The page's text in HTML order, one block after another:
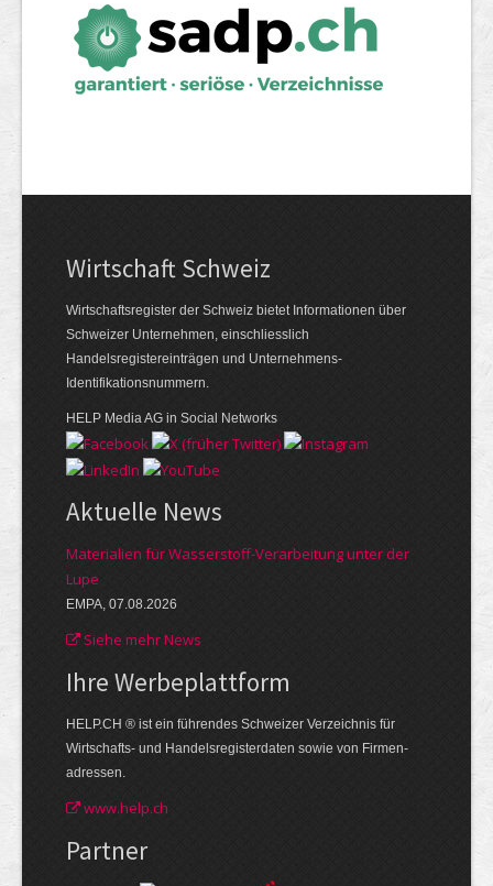
Wirtschaft Schweiz
Wirtschaftsregister der Schweiz bietet Informationen über
Schweizer Unternehmen, einschliesslich
Handelsregistereinträgen und Unternehmens-
Identifikationsnummern.
HELP Media AG in Social Networks
Aktuelle News
Materialien für Wasserstoff-Verarbeitung unter der
Lupe
EMPA, 07.08.2026
Siehe mehr News
Ihre Werbe­plattform
HELP.CH ® ist ein führendes Schweizer Verzeichnis für
Wirtschafts- und Handelsregisterdaten sowie von Firmen­
adressen.
www.help.ch
Partner